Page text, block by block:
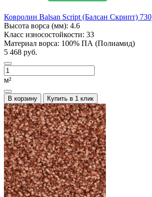
Ковролин Balsan Script (Балсан Скрипт) 730
Высота ворса (мм): 4.6
Класс износостойкости: 33
Материал ворса: 100% ПА (Полиамид)
5 468 руб.
м²
В корзину Купить в 1 клик